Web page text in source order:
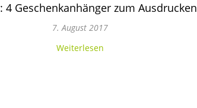
4 Geschenkanhänger zum Ausdrucken
7. August 2017
Weiterlesen